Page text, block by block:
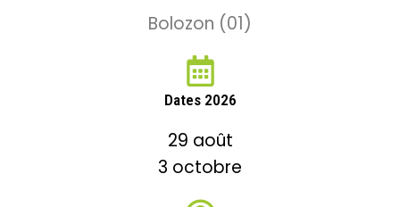
Bolozon (01)
Dates 2026
29 août
3 octobre